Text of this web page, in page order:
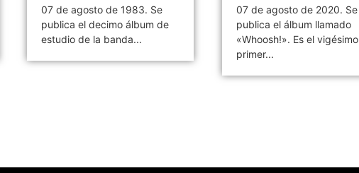
07 de agosto de 1983. Se
publica el decimo álbum de
estudio de la banda...
07 de agosto de 2020. Se
publica el álbum llamado
«Whoosh!». Es el vigésimo
primer...